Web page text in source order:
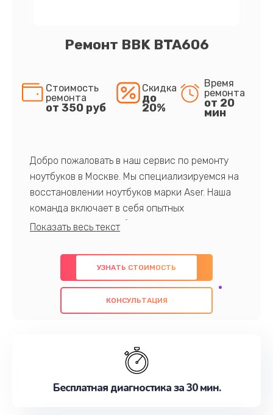
Ремонт BBK BTA606
Стоимость
ремонта
от 350 руб
Скидка
до
20%
Время
ремонта
от 20
мин
Добро пожаловать в наш сервис по ремонту
ноутбуков в Москве. Мы специализируемся на
восстановлении ноутбуков марки Aser. Наша
команда включает в себя опытных
профессионалов с обширными знаниями и
предлагаем быстрый и качественный ремонт с
использованием оригинальных компонентов, а
также гарантируем качество всех
проведенных работ. Наша цель - предоставить
наилучшим образом. Не медлите записаться на
УЗНАТЬ СТОИМОСТЬ
КОНСУЛЬТАЦИЯ
Бесплатная диагностика за 30 мин.